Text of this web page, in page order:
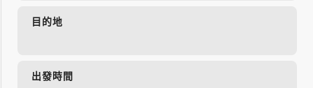
目的地
出發時間